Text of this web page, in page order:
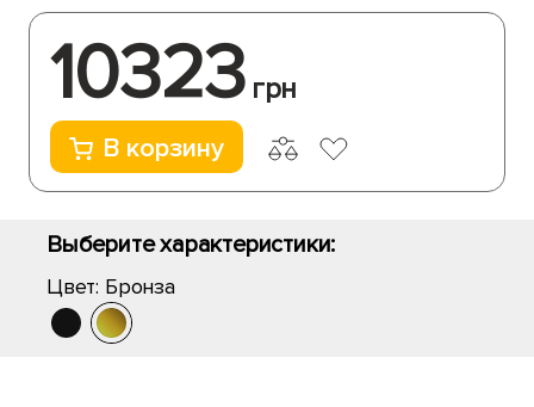
10323 грн
В корзину
Выберите характеристики:
Цвет: Бронза